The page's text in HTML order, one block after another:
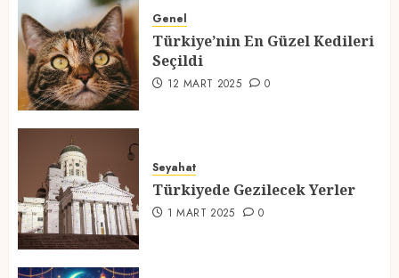
3
Seçildi
12 MART 2025 0
4
1 MART 2025
Genel
Türkiye’nin En Güzel Kedileri
Seçildi
12 MART 2025 0
Seyahat
Türkiyede Gezilecek Yerler
1 MART 2025 0